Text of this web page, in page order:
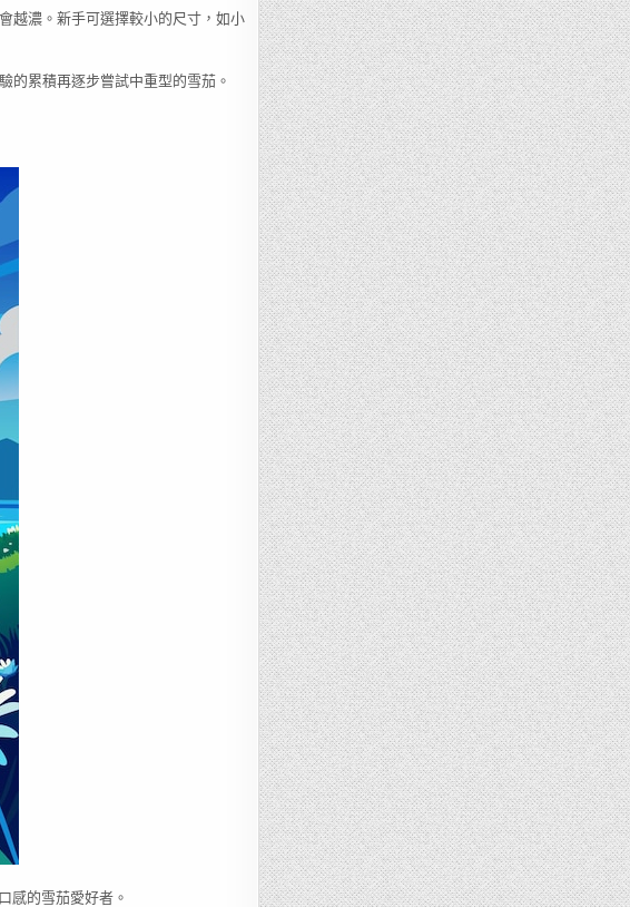
越濃。新手可選擇較小的尺寸，如小
的累積再逐步嘗試中重型的雪茄。
感的雪茄愛好者。